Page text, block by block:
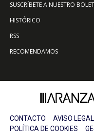
SUSCRÍBETE A NUESTRO
HISTÓRICO
RSS
RECOMENDAMOS
CONTACTO AVISO LEGAL
POLÍTICA DE COOKIES